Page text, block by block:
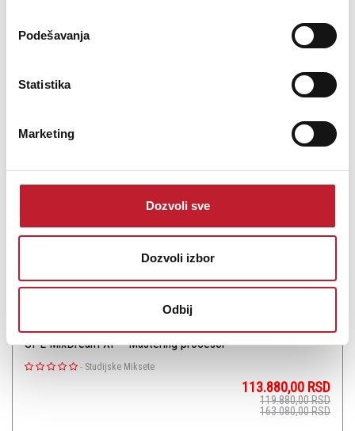
Podešavanja
Statistika
Marketing
Dozvoli sve
Dozvoli izbor
Odbij
Šifra: 13973
SPL MixDream XP - Mastering procesor
- Studijske Miksete
113.880,00 RSD
119.880,00RSD
163.080,00RSD